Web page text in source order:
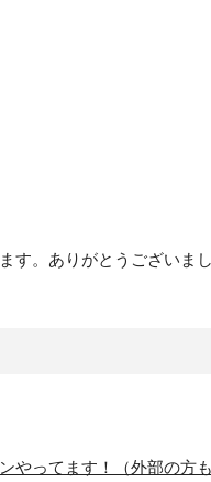
す。ありがとうございま
やってます！（外部の方